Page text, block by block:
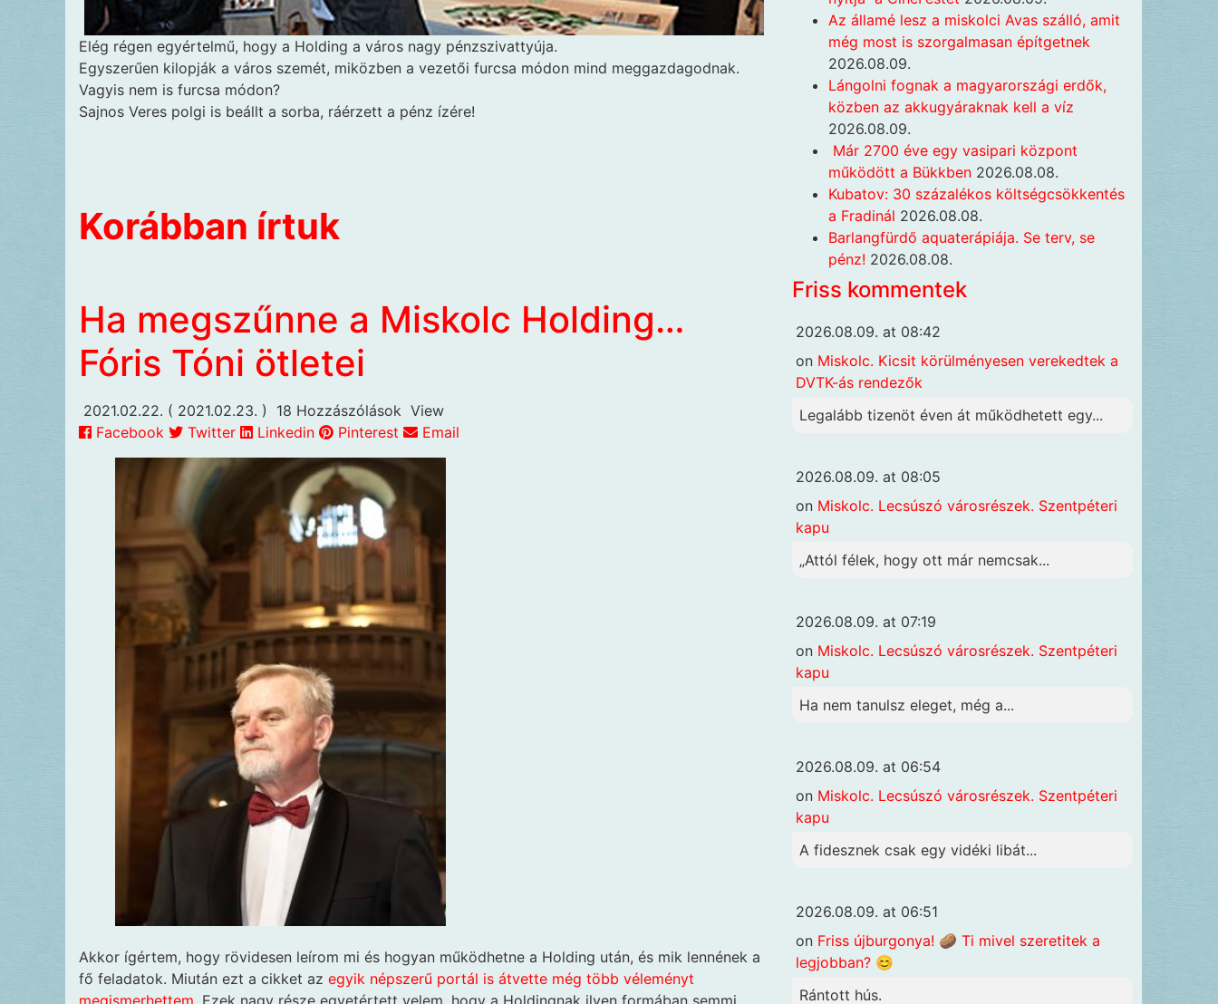
Elég régen egyértelmű, hogy a Holding a város nagy pénzszivattyúja.
Egyszerűen kilopják a város szemét, miközben a vezetői furcsa módon mind meggazdagodnak.
Vagyis nem is furcsa módon?
Sajnos Veres polgi is beállt a sorba, ráérzett a pénz ízére!
Korábban írtuk
Ha megszűnne a Miskolc Holding…
Fóris Tóni ötletei
2021.02.22. ( 2021.02.23. ) 18 Hozzászólások View
Facebook
Twitter Linkedin Pinterest Email
Akkor ígértem, hogy rövidesen leírom mi és hogyan működhetne a Holding után, és mik lennének a
fő feladatok. Miután ezt a cikket az egyik népszerű portál is átvette még több véleményt
megismerhettem. Ezek nagy része egyetértett velem, hogy a Holdingnak ilyen formában semmi
Az államé lesz a miskolci Avas szálló, amit
még most is szorgalmasan építgetnek
2026.08.09.
Lángolni fognak a magyarországi erdők,
közben az akkugyáraknak kell a víz
2026.08.09.
Már 2700 éve egy vasipari központ
működött a Bükkben 2026.08.08.
Kubatov: 30 százalékos költségcsökkentés
a Fradinál 2026.08.08.
Barlangfürdő aquaterápiája. Se terv, se
pénz! 2026.08.08.
Friss kommentek
2026.08.09. at 08:42
on Miskolc. Kicsit körülményesen verekedtek a
DVTK-ás rendezők
Legalább tizenöt éven át működhetett egy...
2026.08.09. at 08:05
on Miskolc. Lecsúszó városrészek. Szentpéteri
kapu
„Attól félek, hogy ott már nemcsak...
2026.08.09. at 07:19
on Miskolc. Lecsúszó városrészek. Szentpéteri
kapu
Ha nem tanulsz eleget, még a...
2026.08.09. at 06:54
on Miskolc. Lecsúszó városrészek. Szentpéteri
kapu
A fidesznek csak egy vidéki libát...
2026.08.09. at 06:51
on Friss újburgonya! 🥔 Ti mivel szeretitek a
legjobban? 😊
Rántott hús.